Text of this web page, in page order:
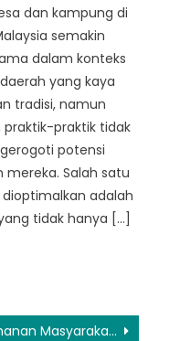
dan kampung di
semakin
dalam konteks
yang kaya
tradisi, namun
praktik tidak
potensi
Salah satu
adalah
tidak hanya […]
Ketahanan Masyarakat: Bagaimana BPBD Minggir Berdayakan Masyarakat dalam Kesiapsiagaan Menghadapi Keadaan Darurat